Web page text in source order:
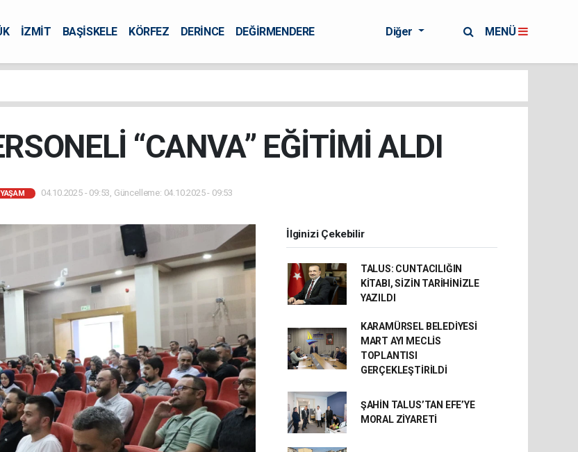
İZMİT BAŞİSKELE KÖRFEZ DERİNCE
DEĞİRMENDERE
Diğer MENÜ
“CANVA” EĞİTİMİ ALDI
YAŞAM 04.10.2025 - 09:53, Güncelleme: 04.10.2025 - 09:53
İlginizi Çekebilir
TALUS: CUNTACILIĞIN
KİTABI, SİZİN TARİHİNİZLE
YAZILDI
KARAMÜRSEL BELEDİYESİ
MART AYI MECLİS
TOPLANTISI
GERÇEKLEŞTİRİLDİ
ŞAHİN TALUS’TAN EFE’YE
MORAL ZİYARETİ